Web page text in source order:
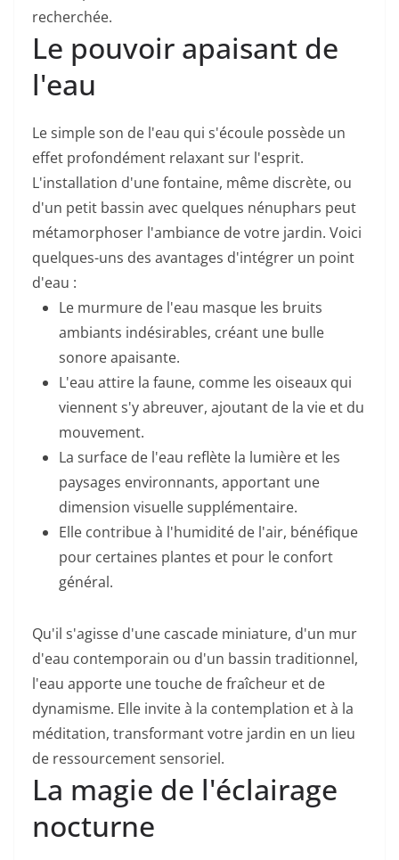
recherchée.
Le pouvoir apaisant de
l'eau
Le simple son de l'eau qui s'écoule possède un
effet profondément relaxant sur l'esprit.
L'installation d'une fontaine, même discrète, ou
d'un petit bassin avec quelques nénuphars peut
métamorphoser l'ambiance de votre jardin. Voici
quelques-uns des avantages d'intégrer un point
d'eau :
Le murmure de l'eau masque les bruits
ambiants indésirables, créant une bulle
sonore apaisante.
L'eau attire la faune, comme les oiseaux qui
viennent s'y abreuver, ajoutant de la vie et du
mouvement.
La surface de l'eau reflète la lumière et les
paysages environnants, apportant une
dimension visuelle supplémentaire.
Elle contribue à l'humidité de l'air, bénéfique
pour certaines plantes et pour le confort
général.
Qu'il s'agisse d'une cascade miniature, d'un mur
d'eau contemporain ou d'un bassin traditionnel,
l'eau apporte une touche de fraîcheur et de
dynamisme. Elle invite à la contemplation et à la
méditation, transformant votre jardin en un lieu
de ressourcement sensoriel.
La magie de l'éclairage
nocturne